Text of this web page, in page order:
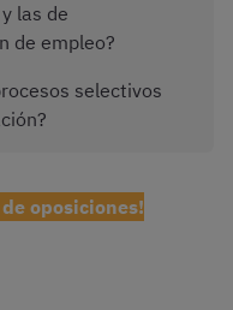
las de
de empleo?
selectivos
oposiciones!